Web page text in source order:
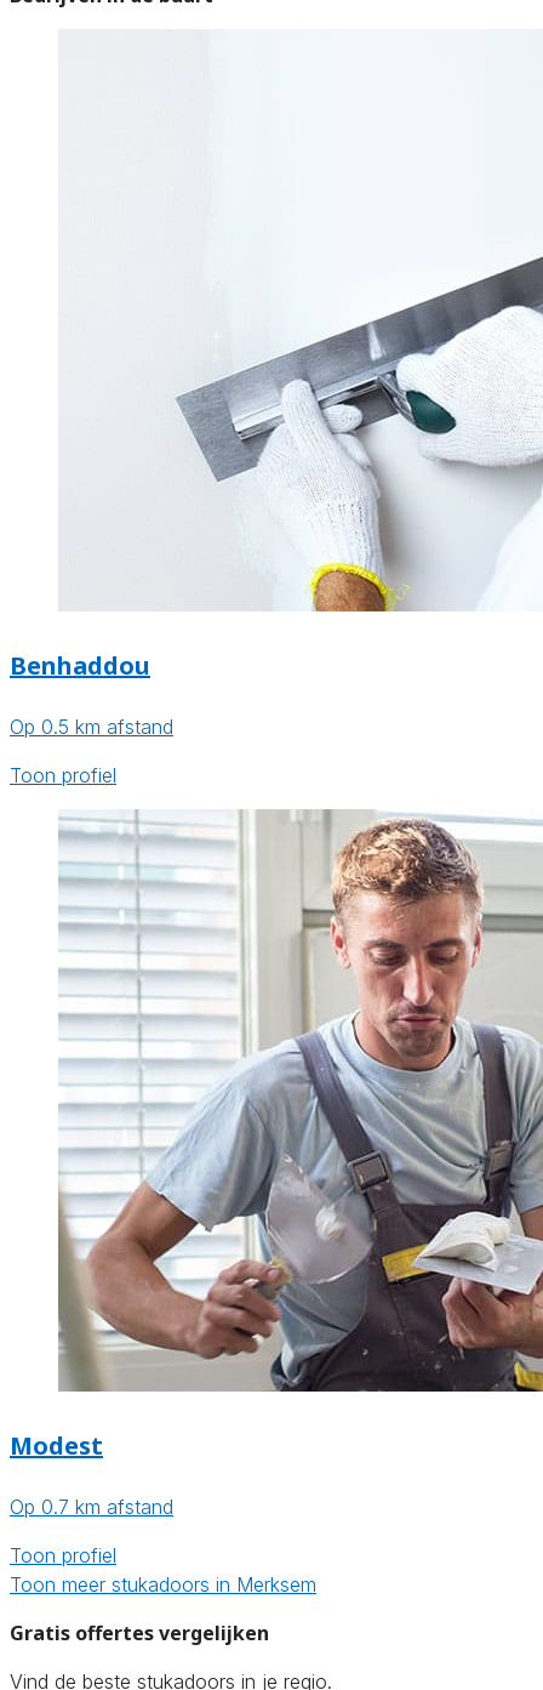
Benhaddou
Op 0.5 km afstand
Toon profiel
Modest
Op 0.7 km afstand
Toon profiel
Toon meer stukadoors in Merksem
Gratis offertes vergelijken
Vind de beste stukadoors in je regio.